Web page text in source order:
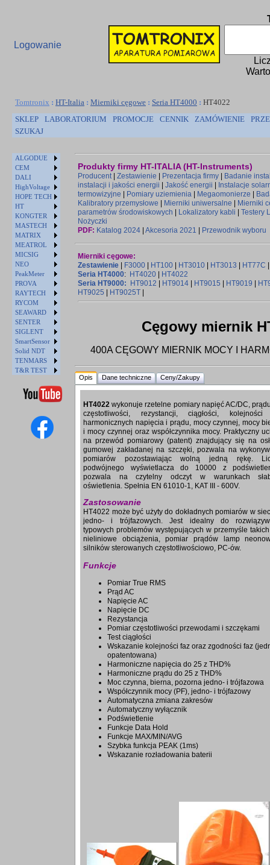
Logowanie
Tomtronix : HT-Italia : Mierniki cęgowe : Seria HT4000 : HT4022
SKLEP
LABORATORIUM PROMOCJE CENNIK ZAMÓWIENIE
SZUKAJ
ALGODUE
CEM
DALI
HighVoltage
HOPE TECH
HT
KONGTER
MASTECH
MATRIX
MEATROL
MICSIG
NEO
PeakMeter
PROVA
RAYTECH
RYCOM
SEAWARD
SENTER
SIGLENT
SmartSensor
Solid NDT
TENMARS
T&R TEST
Produkty firmy HT-ITALIA (HT-Instruments)
Producent| Zestawienie Prezentacja firmy
Badanie
instalacji i jakości energii
Jakość energii
Instalacje
termowizyjne
Pomiary uziemienia Megaomonierze
Kalibratory przemysłowe
Mierniki uniwersalne
Mierniki
parametrów środowiskowych
Lokalizatory kabli
Testery
Nożyczki
PDF: Katalog 2024 Akcesoria 2021 Przewodnik wyboru
Mierniki cęgowe:
Zestawienie
F3000 HT100 HT3010 HT3013 HT77C
Seria HT4000: HT4020
HT4022
Seria HT9000:
HT9012 HT9014 HT9015 HT9019
HT9025
HT9025T
Cęgowy miernik
400A CĘGOWY MIERNIK MOCY I
Opis Dane techniczne Ceny/Zakupy
HT4022 wykonuje rzetelne pomiary napięć AC/DC,
częstotliwości, rezystancji, ciągłości, kolejności
harmonicznych napięcia i prądu, mocy czynnej, mocy
i mocy czynnej oraz współczynnika mocy. Praktyczny
na przewód pomiarowy (patent) znajdujący się na
gumowej zakładanej na szczęki, pozwala na
pomiarów pozostawiając wolną jedną rękę.
podwójnego wyświetlacza do 10000 z
pozwala na czytelny odczyt w warunkach
oświetlenia. Spełnia EN 61010-1, KAT III - 600V.
Zastosowanie
HT4022 może być użyty do dokładnych pomiarów w
jedno- i trójfazowych. Jest idealny do
typowych problemów występujących w przemyśle
nieliniowe obciążenia, pomiar prądów lamp
silników sterowanych częstotliwościowo, PC-ów.
Funkcje
Pomiar True RMS
Prąd AC
Napięcie AC
Napięcie DC
Rezystancja
Pomiar częstotliwości przewodami i szczękami
Test ciągłości
Wskazanie kolejności faz oraz zgodności faz
opatentowana)
Harmoniczne napięcia do 25 z THD%
Harmoniczne prądu do 25 z THD%
Moc czynna, bierna, pozorna jedno- i trójfazowa
Współczynnik mocy (PF), jedno- i trójfazowy
Automatyczna zmiana zakresów
Automatyczny wyłącznik
Podświetlenie
Funkcje Data Hold
Funkcje MAX/MIN/AVG
Szybka funkcja PEAK (1ms)
Wskazanie rozładowania baterii